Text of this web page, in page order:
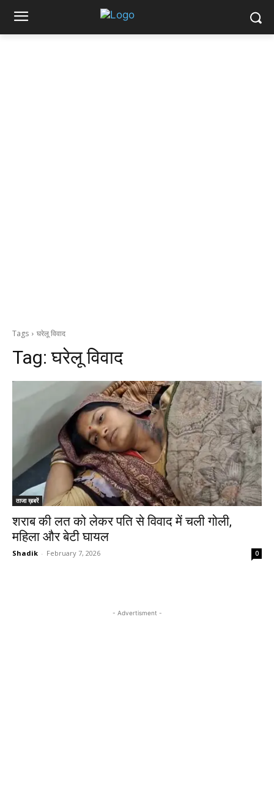
Tags घरेलू विवाद
Tag:घरेलू विवाद
ताजा ख़बरें
शराब की लत को लेकर पति से विवाद में चली गोली,
महिला और बेटी घायल
Shadik - February 7, 2026 0
- Advertisment -